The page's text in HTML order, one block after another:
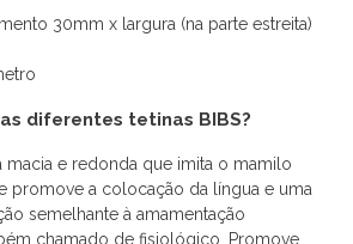
30mm x largura (na parte estreita)
diferentes tetinas BIBS?
macia e redonda que imita o mamilo
promove a colocação da língua e uma
semelhante à amamentação
chamado de fisiológico. Promove